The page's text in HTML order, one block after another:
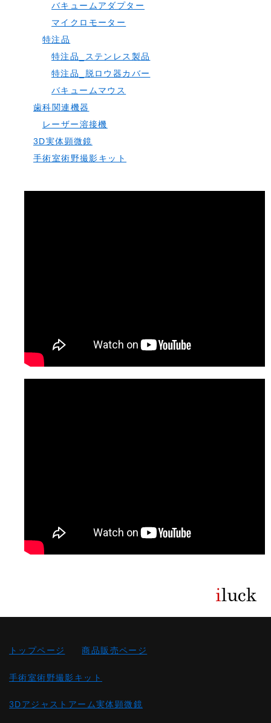
バキュームアダプター
マイクロモーター
特注品
特注品_ステンレス製品
特注品_脱ロウ器カバー
バキュームマウス
歯科関連機器
レーザー溶接機
3D実体顕微鏡
手術室術野撮影キット
トップページ 商品販売ページ
手術室術野撮影キット
3Dアジャストアーム実体顕微鏡